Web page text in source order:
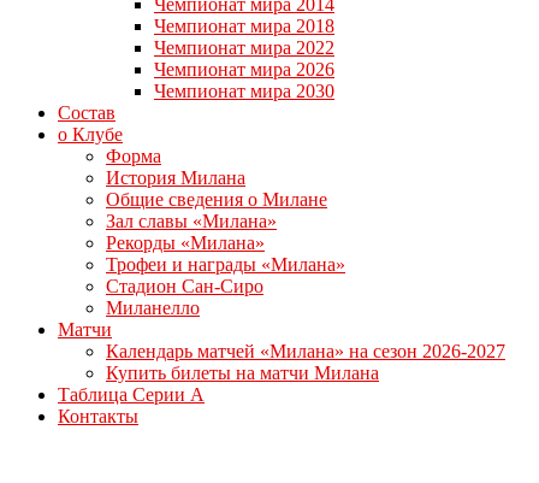
Чемпионат мира 2014
Чемпионат мира 2018
Чемпионат мира 2022
Чемпионат мира 2026
Чемпионат мира 2030
Состав
о Клубе
Форма
История Милана
Общие сведения о Милане
Зал славы «Милана»
Рекорды «Милана»
Трофеи и награды «Милана»
Стадион Сан-Сиро
Миланелло
Матчи
Календарь матчей «Милана» на сезон 2026-2027
Купить билеты на матчи Милана
Таблица Серии А
Контакты